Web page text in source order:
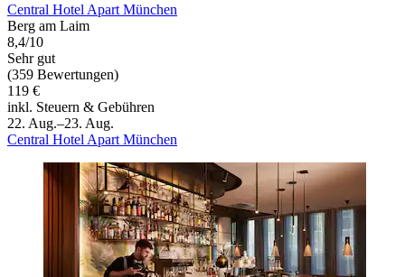
Central Hotel Apart München
Berg am Laim
8,4/10
Sehr gut
(359 Bewertungen)
119 €
inkl. Steuern & Gebühren
22. Aug.–23. Aug.
Central Hotel Apart München